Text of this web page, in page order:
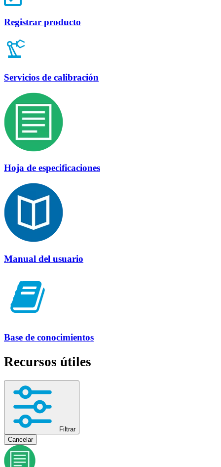
Registrar producto
Servicios de calibración
Hoja de especificaciones
Manual del usuario
Base de conocimientos
Recursos útiles
Filtrar
Cancelar